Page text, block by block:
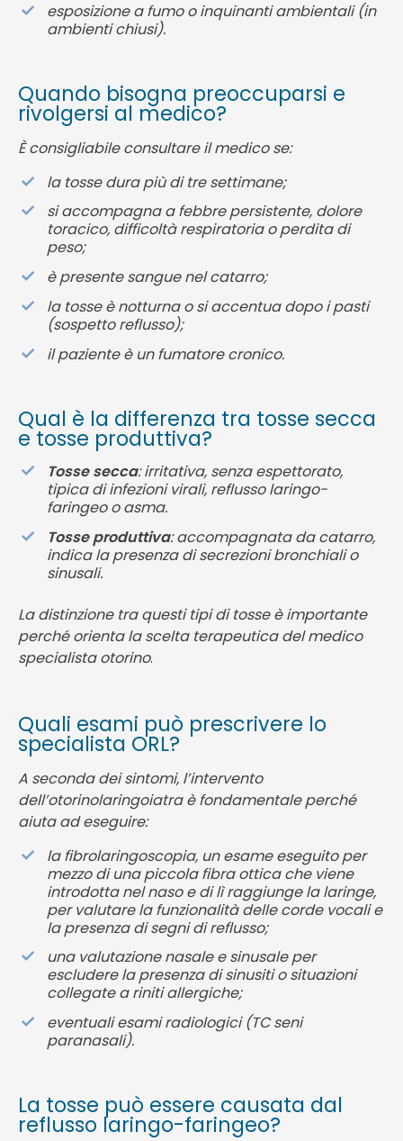
esposizione a fumo o inquinanti ambientali (in
ambienti chiusi).
Quando bisogna preoccuparsi e
rivolgersi al medico?
È consigliabile consultare il medico se:
la tosse dura più di tre settimane;
si accompagna a febbre persistente, dolore
toracico, difficoltà respiratoria o perdita di
peso;
è presente sangue nel catarro;
la tosse è notturna o si accentua dopo i pasti
(sospetto reflusso);
il paziente è un fumatore cronico.
Qual è la differenza tra tosse secca
e tosse produttiva?
Tosse secca: irritativa, senza espettorato,
tipica di infezioni virali, reflusso laringo-
faringeo o asma.
Tosse produttiva: accompagnata da catarro,
indica la presenza di secrezioni bronchiali o
sinusali.
La distinzione tra questi tipi di tosse è importante
perché orienta la scelta terapeutica del medico
specialista otorino.
Quali esami può prescrivere lo
specialista ORL?
A seconda dei sintomi, l’intervento
dell’otorinolaringoiatra è fondamentale perché
aiuta ad eseguire:
la fibrolaringoscopia, un esame eseguito per
mezzo di una piccola fibra ottica che viene
introdotta nel naso e di lì raggiunge la laringe,
per valutare la funzionalità delle corde vocali e
la presenza di segni di reflusso;
una valutazione nasale e sinusale per
escludere la presenza di sinusiti o situazioni
collegate a riniti allergiche;
eventuali esami radiologici (TC seni
paranasali).
La tosse può essere causata dal
reflusso laringo-faringeo?